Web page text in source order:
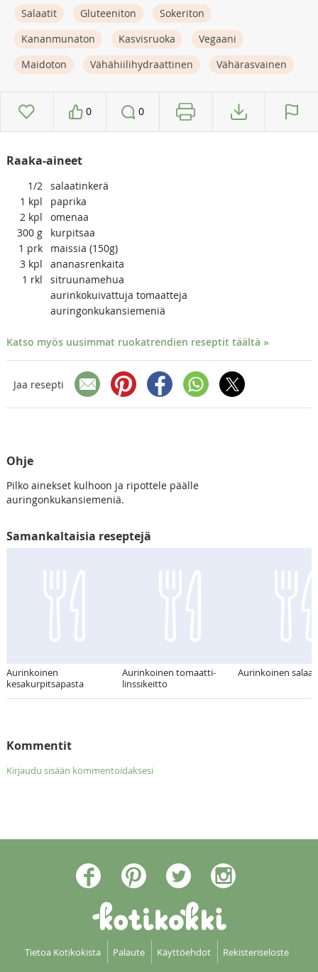
Salaatit Gluteeniton
Sokeriton
Kananmunaton
Kasvisruoka
Vegaani
Maidoton
Vähähiilihydraattinen Vähärasvainen
0 0
Raaka-aineet
1/2 salaatinkerä
1 kpl
paprika
2 kpl
omenaa
300 g
kurpitsaa
1 prk
maissia (150g)
3 kpl
ananasrenkaita
1 rkl
sitruunamehua
aurinkokuivattuja tomaatteja
auringonkukansiemeniä
Katso myös uusimmat ruokatrendien reseptit täältä »
Jaa resepti
Ohje
Pilko ainekset kulhoon ja ripottele päälle
auringonkukansiemeniä.
Samankaltaisia reseptejä
Aurinkoinen
kesakurpitsapasta
Aurinkoinen tomaatti-
linssikeitto
Aurinkoinen
Kommentit
Kirjaudu sisään kommentoidaksesi
Tietoa Kotikokista Palaute Käyttöehdot
Rekisteriseloste